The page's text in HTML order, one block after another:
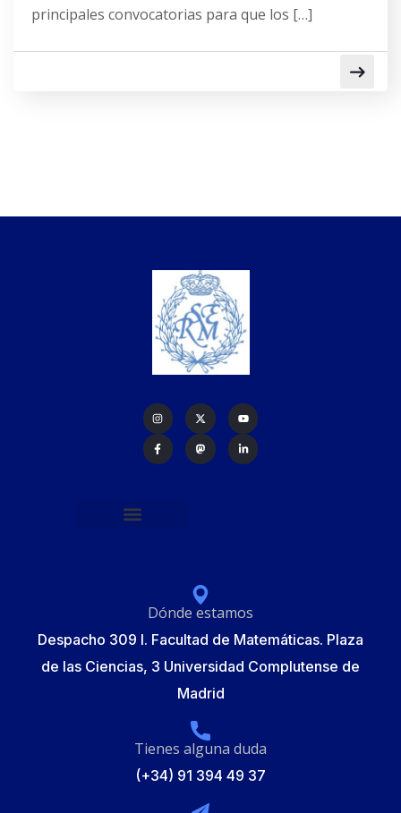
principales convocatorias para que los […]
Dónde estamos
Despacho 309 I. Facultad de Matemáticas. Plaza
de las Ciencias, 3 Universidad Complutense de
Madrid
Tienes alguna duda
(+34) 91 394 49 37